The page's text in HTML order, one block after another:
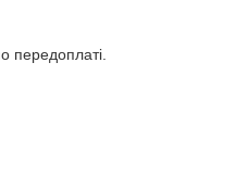
передоплаті.